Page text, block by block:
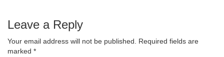
Leave a Reply
Your email address will not be published. Required fields are
marked *